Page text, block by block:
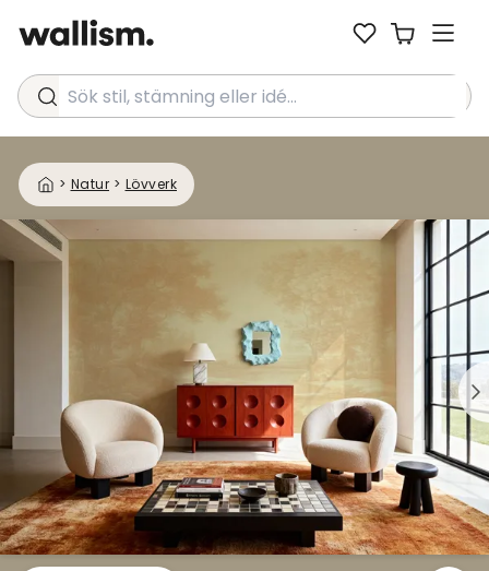
Sök stil, stämning eller idé...
> Natur > Lövverk